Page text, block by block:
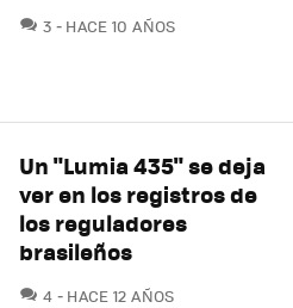
3 COMENTARIOS
HACE 10 AÑOS
Un "Lumia 435" se deja
ver en los registros de
los reguladores
brasileños
4 COMENTARIOS
HACE 12 AÑOS